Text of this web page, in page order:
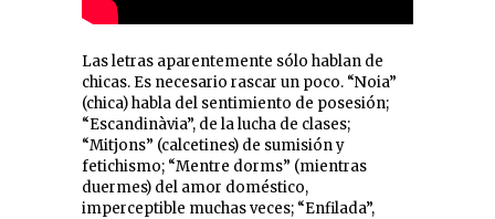
Las letras aparentemente sólo hablan de
chicas. Es necesario rascar un poco. “Noia”
(chica) habla del sentimiento de posesión;
“Escandinàvia”, de la lucha de clases;
“Mitjons” (calcetines) de sumisión y
fetichismo; “Mentre dorms” (mientras
duermes) del amor doméstico,
imperceptible muchas veces; “Enfilada”,